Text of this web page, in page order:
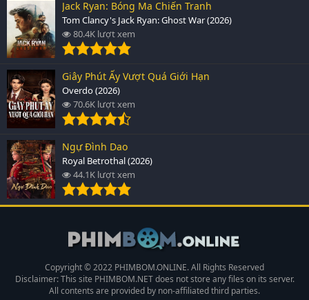
Jack Ryan: Bóng Ma Chiến Tranh
Tom Clancy's Jack Ryan: Ghost War (2026)
80.4K lượt xem
Giây Phút Ấy Vượt Quá Giới Hạn
Overdo (2026)
70.6K lượt xem
Ngự Đình Dao
Royal Betrothal (2026)
44.1K lượt xem
Copyright © 2022 PHIMBOM.ONLINE. All Rights Reserved
Disclaimer: This site PHIMBOM.NETdoes not store any files on its server.
All contents are provided by non-affiliated third parties.